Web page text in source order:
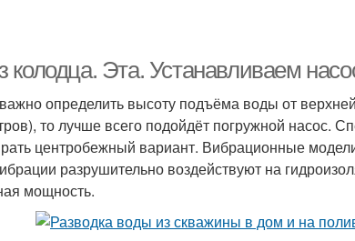
колодца. Эта. Устанавливаем
определить высоту подъёма воды от
то лучше всего подойдёт погружной насос.
центробежный вариант. Вибрационные
разрушительно воздействуют на
мощность.